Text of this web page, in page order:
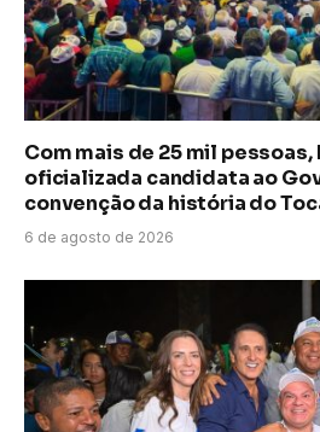
Com mais de 25 mil pessoas,
oficializada candidata ao
convenção da história do
6 de agosto de 2026